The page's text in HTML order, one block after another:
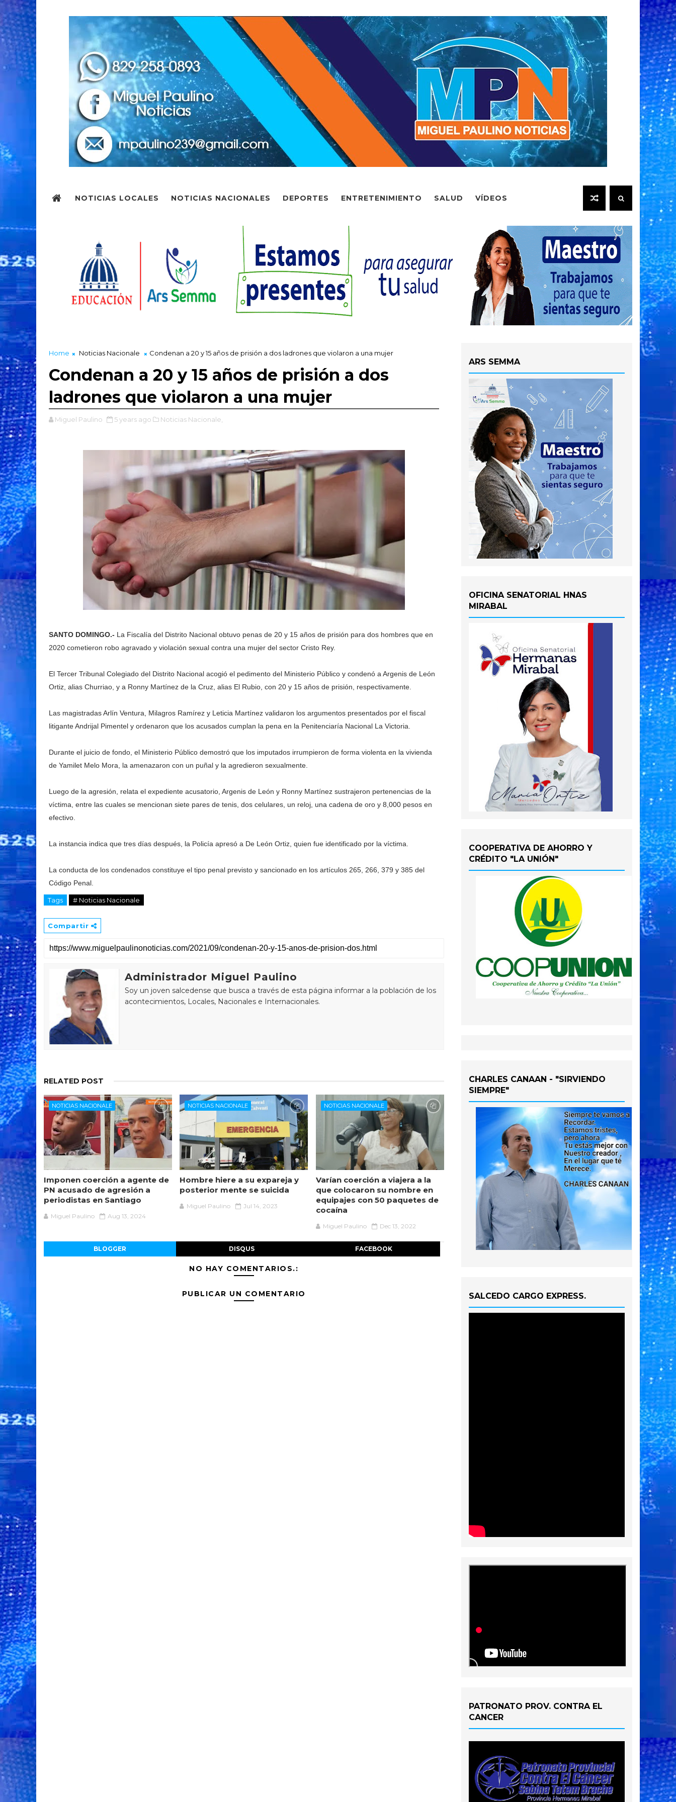
NOTICIAS LOCALES NOTICIAS NACIONALES DEPORTES ENTRETENIMIENTO SALUD VÍDEOS
Home Noticias Nacionale Condenan a 20 y 15 años de prisión a dos ladrones que violaron a una mujer
Condenan a 20 y 15 años de prisión a dos
ladrones que violaron a una mujer
Miguel Paulino 5 years ago Noticias Nacionale,
SANTO DOMINGO.- La Fiscalía del Distrito Nacional obtuvo penas de 20 y 15 años de prisión para dos hombres que en
2020 cometieron robo agravado y violación sexual contra una mujer del sector Cristo Rey.
El Tercer Tribunal Colegiado del Distrito Nacional acogió el pedimento del Ministerio Público y condenó a Argenis de León
Ortiz, alias Churriao, y a Ronny Martínez de la Cruz, alias El Rubio, con 20 y 15 años de prisión, respectivamente.
Las magistradas Arlín Ventura, Milagros Ramírez y Leticia Martínez validaron los argumentos presentados por el fiscal
litigante Andrijal Pimentel y ordenaron que los acusados cumplan la pena en la Penitenciaría Nacional La Victoria.
Durante el juicio de fondo, el Ministerio Público demostró que los imputados irrumpieron de forma violenta en la vivienda
de Yamilet Melo Mora, la amenazaron con un puñal y la agredieron sexualmente.
Luego de la agresión, relata el expediente acusatorio, Argenis de León y Ronny Martínez sustrajeron pertenencias de la
víctima, entre las cuales se mencionan siete pares de tenis, dos celulares, un reloj, una cadena de oro y 8,000 pesos en
efectivo.
La instancia indica que tres días después, la Policía apresó a De León Ortiz, quien fue identificado por la víctima.
La conducta de los condenados constituye el tipo penal previsto y sancionado en los artículos 265, 266, 379 y 385 del
Código Penal.
Tags # Noticias Nacionale
Compartir
Administrador Miguel Paulino
Soy un joven salcedense que busca a través de esta página informar a la población de los
acontecimientos, Locales, Nacionales e Internacionales.
RELATED POST
NOTICIAS NACIONALE
Imponen coerción a agente de
PN acusado de agresión a
periodistas en Santiago
Miguel Paulino Aug 13, 2024
NOTICIAS NACIONALE
Hombre hiere a su expareja y
posterior mente se suicida
Miguel Paulino Jul 14, 2023
NOTICIAS NACIONALE
Varían coerción a viajera a la
que colocaron su nombre en
equipajes con 50 paquetes de
cocaína
Miguel Paulino Dec 13, 2022
BLOGGER DISQUS FACEBOOK
NO HAY COMENTARIOS.:
PUBLICAR UN COMENTARIO
ARS SEMMA
OFICINA SENATORIAL HNAS
MIRABAL
COOPERATIVA DE AHORRO Y
CRÉDITO "LA UNIÓN"
CHARLES CANAAN - "SIRVIENDO
SIEMPRE"
SALCEDO CARGO EXPRESS.
PATRONATO PROV. CONTRA EL
CANCER